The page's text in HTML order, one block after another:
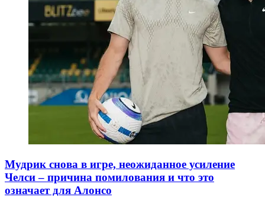
Мудрик снова в игре, неожиданное усиление
Челси – причина помилования и что это
означает для Алонсо